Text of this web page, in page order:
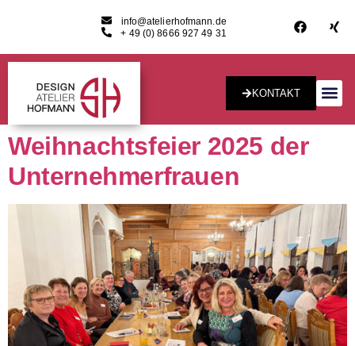
info@atelierhofmann.de
+ 49 (0) 8666 927 49 31
KONTAKT
Weihnachtsfeier 2025 der
Unternehmerfrauen